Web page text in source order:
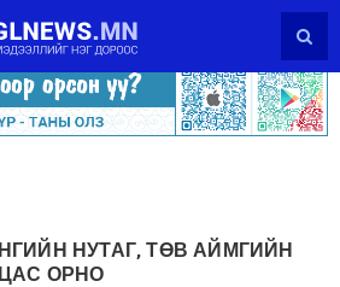
НУТАГ, ТӨВ АЙМГИЙН
ОРНО